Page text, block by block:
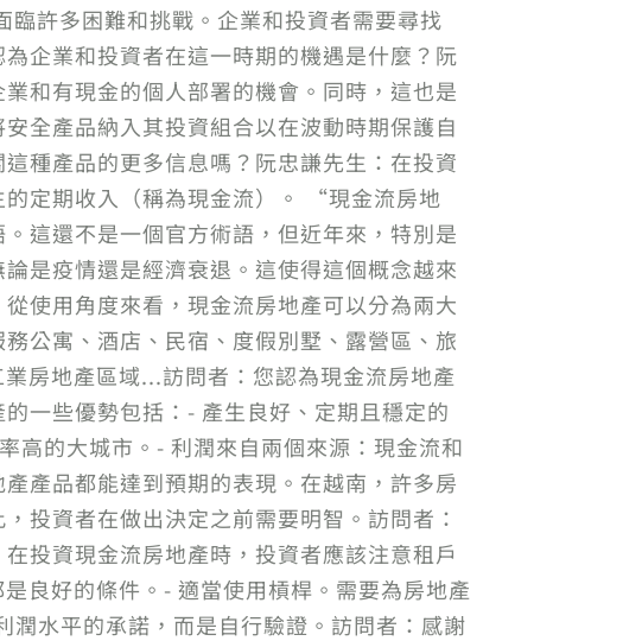
許多困難和挑戰。企業和投資者需要尋找
企業和投資者在這一時期的機遇是什麼？阮
和有現金的個人部署的機會。同時，這也是
全產品納入其投資組合以在波動時期保護自
種產品的更多信息嗎？阮忠謙先生：在投資
定期收入（稱為現金流）。 “現金流房地
這還不是一個官方術語，但近年來，特別是
是疫情還是經濟衰退。這使得這個概念越來
使用角度來看，現金流房地產可以分為兩大
公寓、酒店、民宿、度假別墅、露營區、旅
房地產區域...訪問者：您認為現金流房地產
一些優勢包括：- 產生良好、定期且穩定的
高的大城市。- 利潤來自兩個來源：現金流和
產品都能達到預期的表現。在越南，許多房
投資者在做出決定之前需要明智。訪問者：
投資現金流房地產時，投資者應該注意租戶
良好的條件。- 適當使用槓桿。需要為房地產
水平的承諾，而是自行驗證。訪問者：感謝